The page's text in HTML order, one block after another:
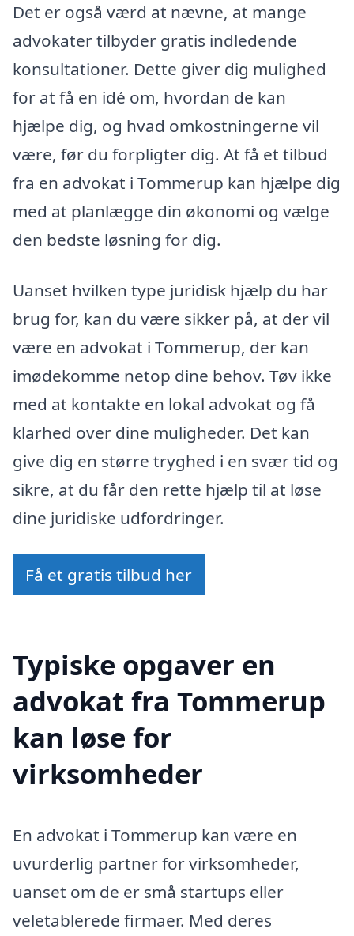
Det er også værd at nævne, at mange
advokater tilbyder gratis indledende
konsultationer. Dette giver dig mulighed
for at få en idé om, hvordan de kan
hjælpe dig, og hvad omkostningerne vil
være, før du forpligter dig. At få et tilbud
fra en advokat i Tommerup kan hjælpe dig
med at planlægge din økonomi og vælge
den bedste løsning for dig.
Uanset hvilken type juridisk hjælp du har
brug for, kan du være sikker på, at der vil
være en advokat i Tommerup, der kan
imødekomme netop dine behov. Tøv ikke
med at kontakte en lokal advokat og få
klarhed over dine muligheder. Det kan
give dig en større tryghed i en svær tid og
sikre, at du får den rette hjælp til at løse
dine juridiske udfordringer.
Få et gratis tilbud her
Typiske opgaver en
advokat fra Tommerup
kan løse for
virksomheder
En advokat i Tommerup kan være en
uvurderlig partner for virksomheder,
uanset om de er små startups eller
veletablerede firmaer. Med deres